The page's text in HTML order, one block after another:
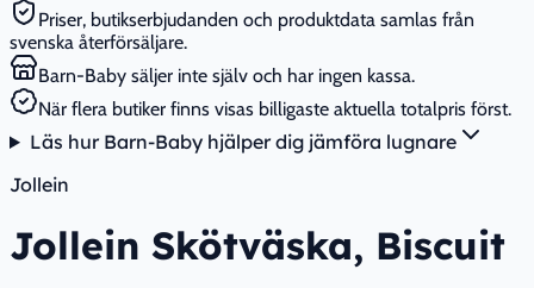
Priser, butikserbjudanden och produktdata samlas från
svenska återförsäljare.
Barn-Baby säljer inte själv och har ingen kassa.
När flera butiker finns visas billigaste aktuella totalpris först.
Läs hur Barn-Baby hjälper dig jämföra lugnare
Jollein
Jollein Skötväska, Biscuit